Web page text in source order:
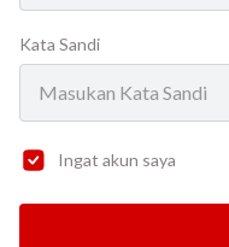
Kata Sandi
Ingat akun saya